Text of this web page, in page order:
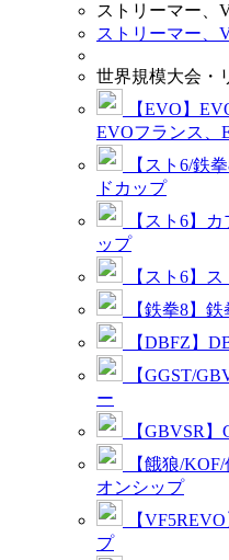
ストリーマー、
ストリーマー、
世界規模大会・
【EVO】
EVOフランス、
【スト6/鉄
ドカップ
【スト6】
ップ
【スト6】
【鉄拳8】
【DBFZ】
【GGST/
ー
【GBVSR
【餓狼/
オンシップ
【
プ